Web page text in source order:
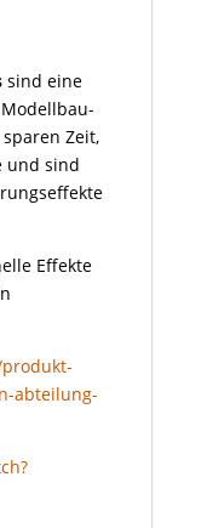
sind eine
Zeit,
und sind
Effekte
abteilung-